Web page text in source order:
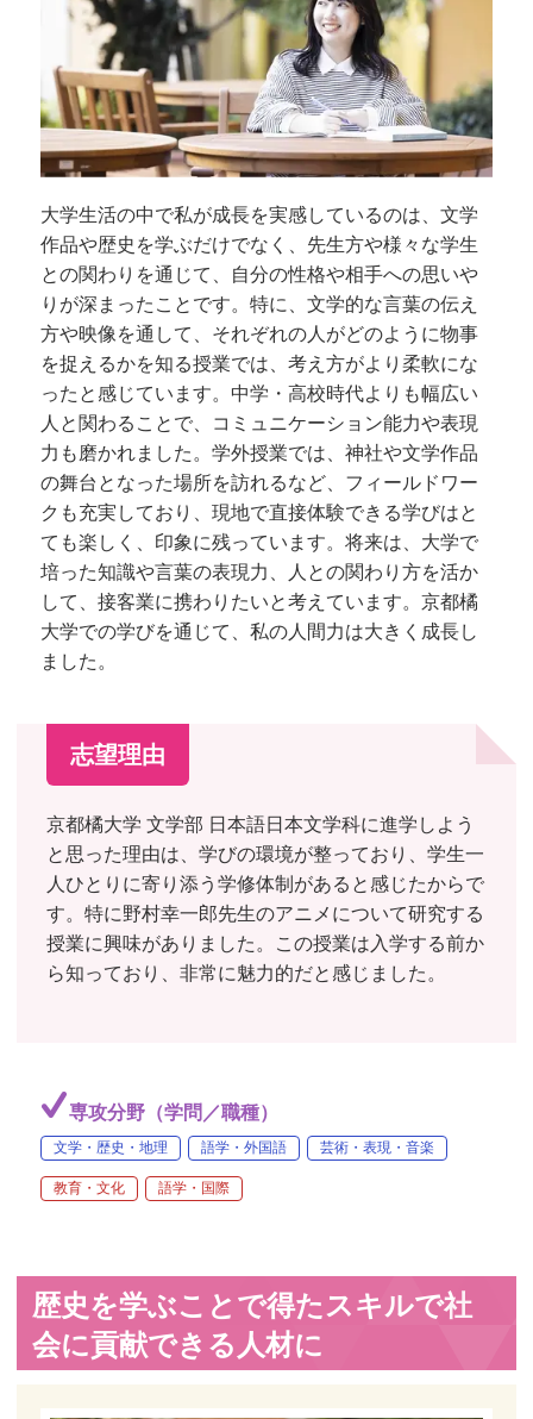
大学生活の中で私が成長を実感しているのは、文学
作品や歴史を学ぶだけでなく、先生方や様々な学生
との関わりを通じて、自分の性格や相手への思いや
りが深まったことです。特に、文学的な言葉の伝え
方や映像を通して、それぞれの人がどのように物事
を捉えるかを知る授業では、考え方がより柔軟にな
ったと感じています。中学・高校時代よりも幅広い
人と関わることで、コミュニケーション能力や表現
力も磨かれました。学外授業では、神社や文学作品
の舞台となった場所を訪れるなど、フィールドワー
クも充実しており、現地で直接体験できる学びはと
ても楽しく、印象に残っています。将来は、大学で
培った知識や言葉の表現力、人との関わり方を活か
して、接客業に携わりたいと考えています。京都橘
大学での学びを通じて、私の人間力は大きく成長し
ました。
志望理由
京都橘大学 文学部 日本語日本文学科に進学しよう
と思った理由は、学びの環境が整っており、学生一
人ひとりに寄り添う学修体制があると感じたからで
す。特に野村幸一郎先生のアニメについて研究する
授業に興味がありました。この授業は入学する前か
ら知っており、非常に魅力的だと感じました。
専攻分野（学問／職種）
文学・歴史・地理 語学・外国語 芸術・表現・音楽
教育・文化 語学・国際
歴史を学ぶことで得たスキルで社
会に貢献できる人材に